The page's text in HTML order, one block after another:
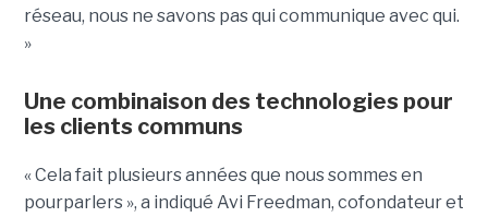
réseau, nous ne savons pas qui communique avec qui.
»
Une combinaison des technologies pour
les clients communs
« Cela fait plusieurs années que nous sommes en
pourparlers », a indiqué Avi Freedman, cofondateur et